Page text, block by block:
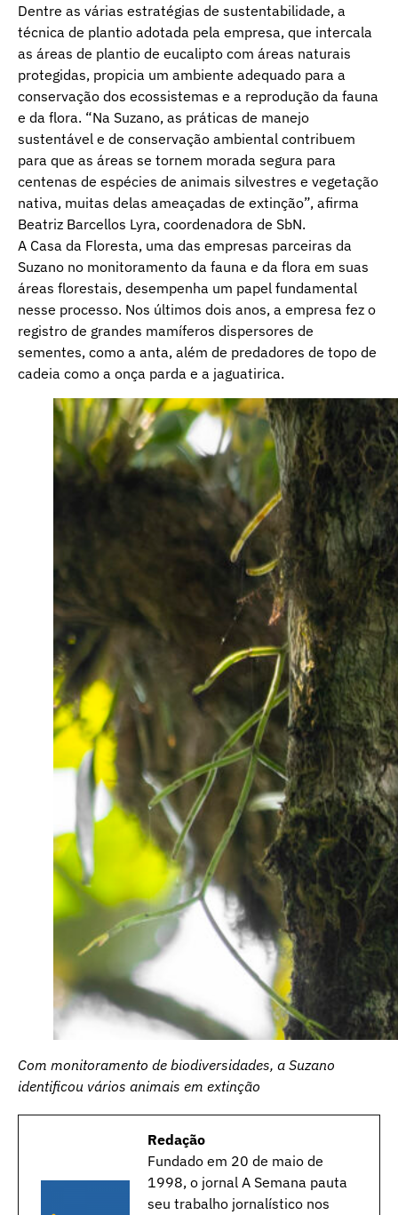
Dentre as várias estratégias de sustentabilidade, a
técnica de plantio adotada pela empresa, que intercala
as áreas de plantio de eucalipto com áreas naturais
protegidas, propicia um ambiente adequado para a
conservação dos ecossistemas e a reprodução da fauna
e da flora. “Na Suzano, as práticas de manejo
sustentável e de conservação ambiental contribuem
para que as áreas se tornem morada segura para
centenas de espécies de animais silvestres e vegetação
nativa, muitas delas ameaçadas de extinção”, afirma
Beatriz Barcellos Lyra, coordenadora de SbN.
A Casa da Floresta, uma das empresas parceiras da
Suzano no monitoramento da fauna e da flora em suas
áreas florestais, desempenha um papel fundamental
nesse processo. Nos últimos dois anos, a empresa fez o
registro de grandes mamíferos dispersores de
sementes, como a anta, além de predadores de topo de
cadeia como a onça parda e a jaguatirica.
Com monitoramento de biodiversidades, a Suzano
identificou vários animais em extinção
Redação
Fundado em 20 de maio de
1998, o jornal A Semana pauta
seu trabalho jornalístico nos